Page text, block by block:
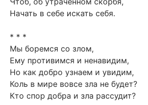
Начать в себе искать себя.
* * *
Мы боремся со злом,
Ему противимся и ненавидим,
Но как добро узнаем и увидим,
Коль в мире вовсе зла не будет?
Кто спор добра и зла рассудит?